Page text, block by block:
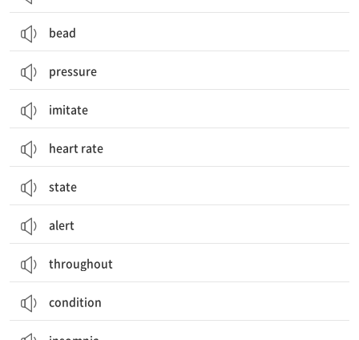
bead
pressure
imitate
heart rate
state
alert
throughout
condition